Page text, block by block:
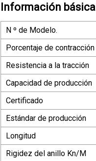
Información básica
N º de Modelo.
Porcentaje de contracción
Resistencia a la tracción
Capacidad de producción
Certificado
Estándar de producción
Longitud
Rigidez del anillo Kn/M